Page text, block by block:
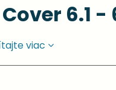
Cover 6.1
viac